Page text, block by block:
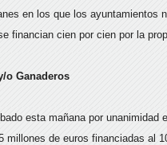
en los que los ayuntamientos
financian cien por cien por la
o Ganaderos
esta mañana por
millones de euros financiadas al